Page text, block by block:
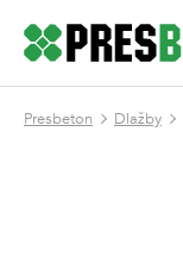
Presbeton Dlažby